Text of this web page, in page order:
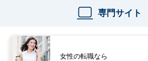
専門サイト
女性の転職なら